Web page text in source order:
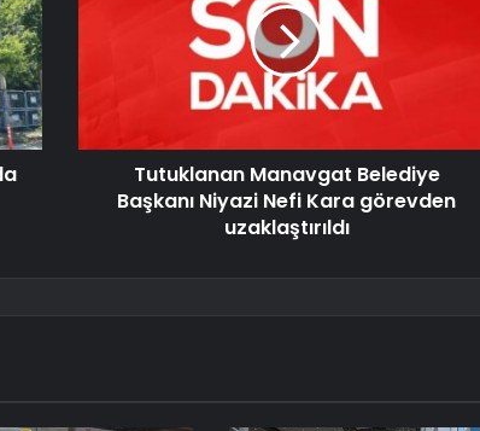
Tutuklanan Manavgat Belediye
Başkanı Niyazi Nefi Kara görevden
uzaklaştırıldı